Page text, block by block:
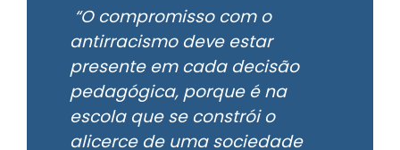
“O compromisso com o
antirracismo deve estar
presente em cada decisão
pedagógica, porque é na
escola que se constrói o
alicerce de uma sociedade